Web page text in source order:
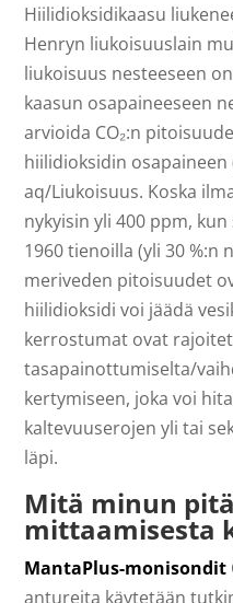
Hiilidioksidikaasu
Henryn liukoisuuslain
liukoisuus nesteeseen
kaasun osapaineeseen
arvioida CO₂:n
hiilidioksidin osapaineen
aq/Liukoisuus. Koska
nykyisin yli 400 ppm,
1960 tienoilla (yli 30 %:n
meriveden pitoisuudet
hiilidioksidi voi jäädä
kerrostumat ovat
tasapainottumiselta/
kertymiseen, joka voi
kaltevuuserojen yli tai
läpi.
Mitä minun
mittaamisesta
MantaPlus-monisondit
antureita käytetään